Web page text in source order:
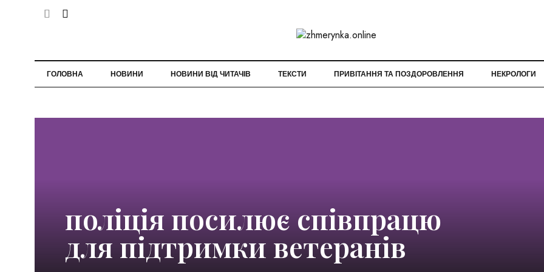
ГОЛОВНА НОВИНИ НОВИНИ ВІД ЧИТАЧІВ ТЕКСТИ ПРИВІТАННЯ ТА ПОЗДОРОВЛЕННЯ НЕКРОЛОГИ
поліція посилює співпрацю
для підтримки ветеранів